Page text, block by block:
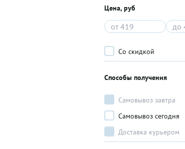
Цена, руб
Со скидкой
Способы получения
Самовывоз завтра
Самовывоз сегодня
Доставка курьером